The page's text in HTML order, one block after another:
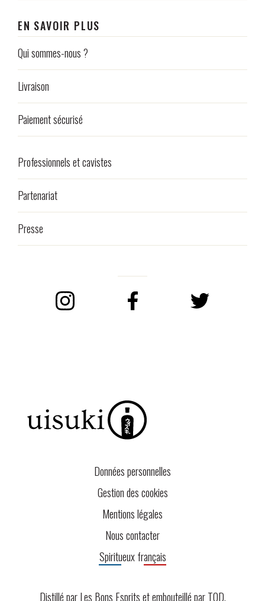
EN SAVOIR PLUS
Qui sommes-nous ?
Livraison
Paiement sécurisé
Professionnels et cavistes
Partenariat
Presse
Données personnelles
Gestion des cookies
Mentions légales
Nous contacter
Spiritueux français
Distillé par Les Bons Esprits et embouteillé parTOD.